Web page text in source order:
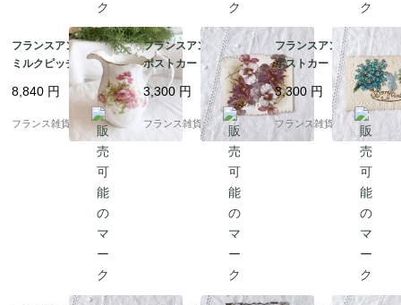
フランスアンティーク
ミルクピッチャー | Lim
oges リモージュ 磁器
フリルとピンク色のポ
ピー 花柄 | 1900年代初
8,840 円
フランス雑貨chouchou
フランスアンティーク
ポストカード |スミレの
花 グリーティングカー
ド クラシカルなデザイ
ン ヴィクトリア朝後期
｜1890－1910年代
3,300 円
フランス雑貨chouchou
フランスアンティーク
ポストカード | 勿忘草
Bonne Annee エンボ
ス加工 美品｜1900年代
初頭
3,300 円
フランス雑貨chouchou